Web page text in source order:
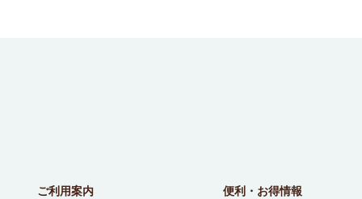
ご利用案内
便利・お得情報